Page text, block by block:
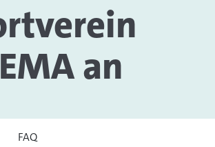
an
FAQ